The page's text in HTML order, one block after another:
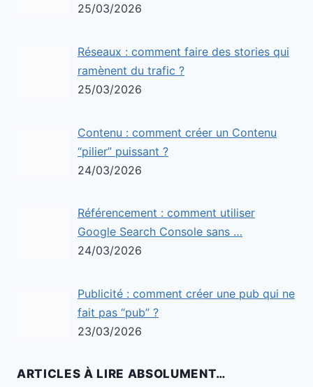
25/03/2026
Réseaux : comment faire des stories qui
ramènent du trafic ?
25/03/2026
Contenu : comment créer un Contenu
“pilier” puissant ?
24/03/2026
Référencement : comment utiliser
Google Search Console sans …
24/03/2026
Publicité : comment créer une pub qui ne
fait pas “pub” ?
23/03/2026
ARTICLES À LIRE ABSOLUMENT…